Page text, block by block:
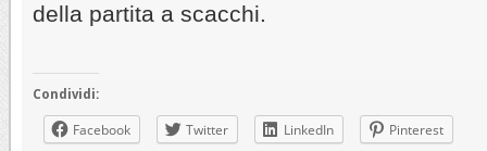
della partita a scacchi.
Condividi:
Facebook Twitter LinkedIn Pinterest